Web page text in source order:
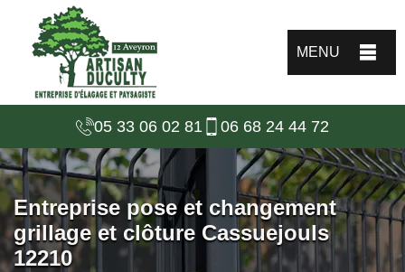
MENU
05 33 06 02 81 06 68 24 44 72
Entreprise pose et changement
grillage et clôture Cassuejouls
12210